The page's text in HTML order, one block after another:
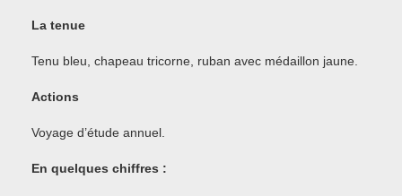
La tenue
Tenu bleu, chapeau tricorne, ruban avec médaillon jaune.
Actions
Voyage d’étude annuel.
En quelques chiffres :